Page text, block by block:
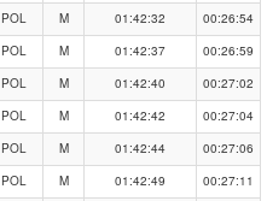
POL M 01:42:32
00:26:54
POL M 01:42:37
00:26:59
POL M 01:42:40
00:27:02
POL M 01:42:42
00:27:04
POL M 01:42:44
00:27:06
POL M 01:42:49
00:27:11